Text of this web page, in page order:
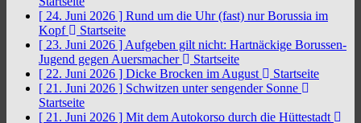
[ 24. Juni 2026 ] Rund um die Uhr (fast) nur Borussia im
Kopf
Startseite
[ 23. Juni 2026 ] Aufgeben gilt nicht: Hartnäckige Borussen-
Jugend gegen Auersmacher
Startseite
[ 22. Juni 2026 ] Dicke Brocken im August
Startseite
[ 21. Juni 2026 ] Schwitzen unter sengender Sonne
Startseite
[ 21. Juni 2026 ] Mit dem Autokorso durch die Hüttestadt